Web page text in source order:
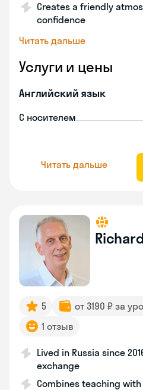
Creates a friendly
confidence
Читать дальше
Услуги и цены
Английский язык
С носителем
Читать дальше
Richard
5 от 3190 ₽ за
1 отзыв
Lived in Russia since
exchange
Combines teaching